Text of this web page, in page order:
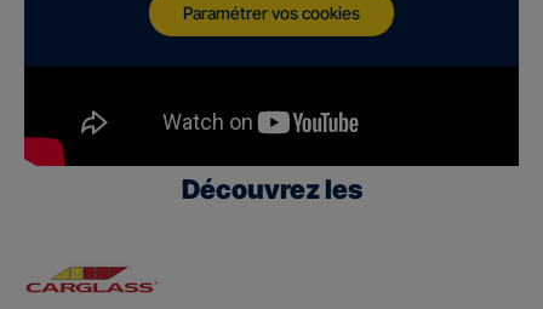
Paramétrer vos cookies
Découvrez les